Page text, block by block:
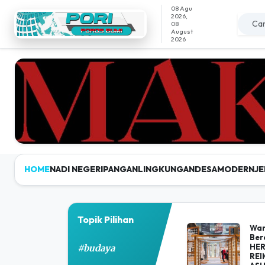
08 Agu
2026,
08
August
2026
HOMENADI NEGERIPANGANLINGKUNGANDESAMODERN
Porosbumi -
#budaya